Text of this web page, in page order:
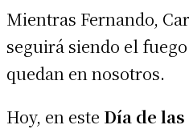
Mientras Fernando,
seguirá siendo el
quedan en nosotros.
Hoy, en este Día de